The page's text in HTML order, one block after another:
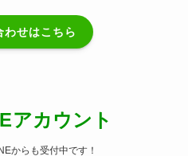
わせはこちら
アカウント
からも受付中です！